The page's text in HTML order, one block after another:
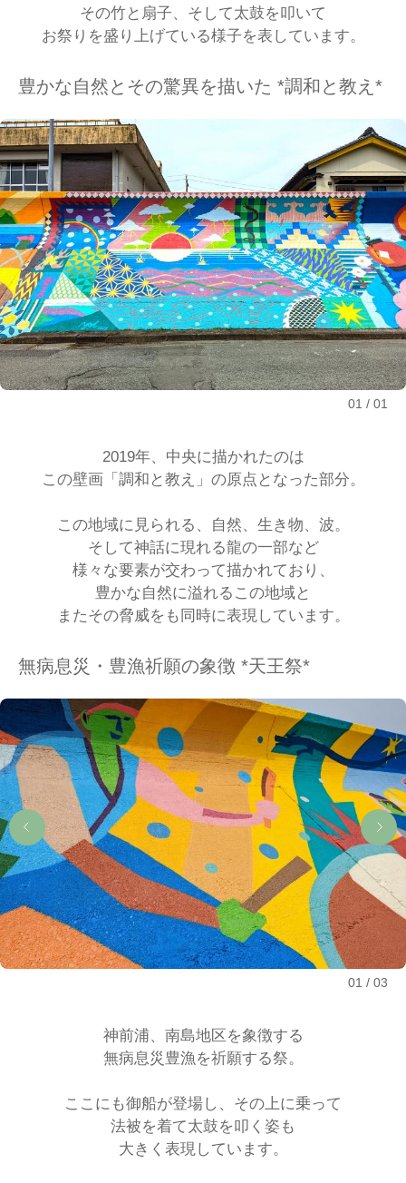
その竹と扇子、そして太鼓を叩いて
お祭りを盛り上げている様子を表しています。
豊かな自然とその驚異を描いた *調和と教え*
01 01
2019年、中央に描かれたのは
この壁画「調和と教え」の原点となった部分。
この地域に見られる、自然、生き物、波。
そして神話に現れる龍の一部など
様々な要素が交わって描かれており、
豊かな自然に溢れるこの地域と
またその脅威をも同時に表現しています。
無病息災・豊漁祈願の象徴 *天王祭*
01 03
神前浦、南島地区を象徴する
無病息災豊漁を祈願する祭。
ここにも御船が登場し、その上に乗って
法被を着て太鼓を叩く姿も
大きく表現しています。